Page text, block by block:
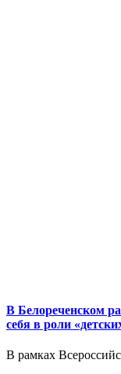
В Белореченском
себя в роли
В рамках